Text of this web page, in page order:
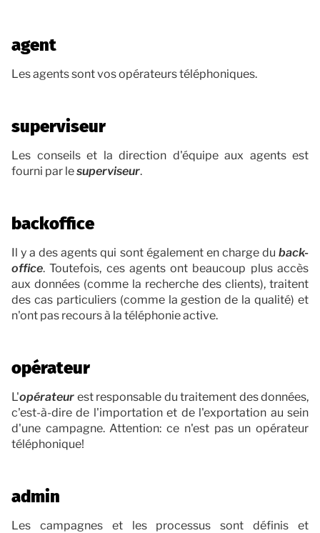
agent
Les agents sont vos opérateurs téléphoniques.
superviseur
Les conseils et la direction d'équipe aux agents est
fourni par lesuperviseur.
backoffice
Il y a des agents qui sont également en charge du back-
office. Toutefois, ces agents ont beaucoup plus accès
aux données (comme la recherche des clients), traitent
des cas particuliers (comme la gestion de la qualité) et
n'ont pas recours à la téléphonie active.
opérateur
L'opérateur est responsable du traitement des données,
c'est-à-dire de l'importation et de l'exportation au sein
d'une campagne. Attention: ce n'est pas un opérateur
téléphonique!
admin
Les campagnes et les processus sont définis et